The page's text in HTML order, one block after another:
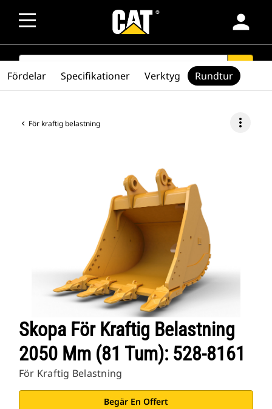
person
SEARCH search
För kraftig belastning more_vert
Skopa För Kraftig Belastning
2050 Mm (81 Tum): 528-8161
För Kraftig Belastning
Begär En Offert
Fördelar Specifikationer Verktyg Rundtur